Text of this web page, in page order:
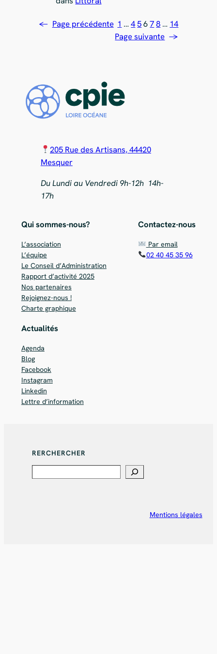
← Page précédente 1 … 45678 … 14
Page suivante →
205 Rue des Artisans, 44420
Mesquer
Du Lundi au Vendredi 9h-12h 14h-
17h
Qui sommes-nous?
L’association
L’équipe
Le Conseil d’Administration
Rapport d’activité 2025
Nos partenaires
Rejoignez-nous !
Charte graphique
Contactez-nous
Par email
02 40 45 35 96
Actualités
Agenda
Blog
Facebook
Instagram
Linkedin
Lettre d’information
RERCHERCHER
Mentions légales